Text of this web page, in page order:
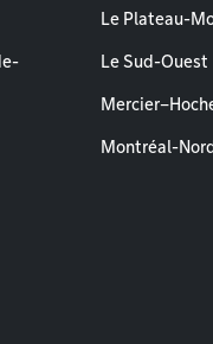
Le Plateau-
Le Sud-Ouest
Montréal-Nord